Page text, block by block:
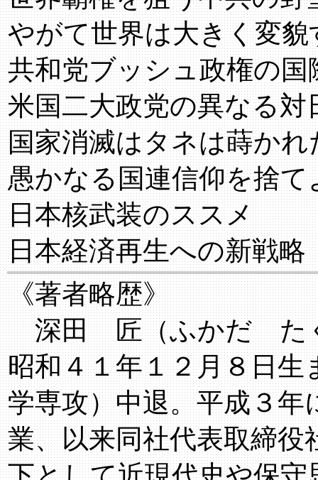
やがて世界は大きく変貌
共和党ブッシュ政権の国
米国二大政党の異なる対
国家消滅はタネは蒔かれ
愚かなる国連信仰を捨て
日本核武装のススメ
日本経済再生への新戦略
《著者略歴》
深田 匠（ふかだ た
昭和４１年１２月８日
学専攻）中退。平成３
業、以来同社代表取締役